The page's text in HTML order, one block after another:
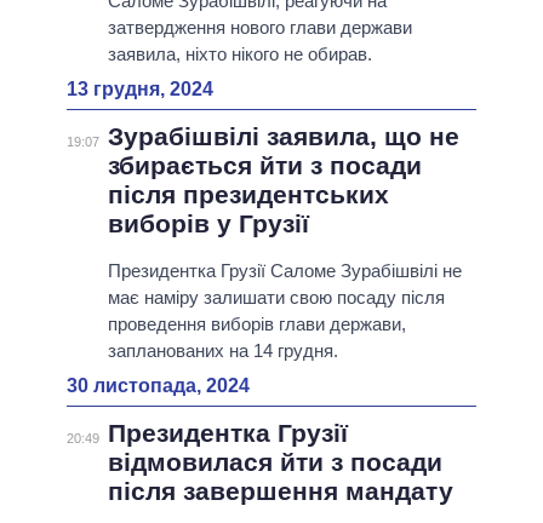
затвердження нового глави держави
заявила, ніхто нікого не обирав.
13 грудня, 2024
19:07 Зурабішвілі заявила, що не
збирається йти з посади
після президентських
виборів у Грузії
Президентка Грузії Саломе Зурабішвілі не
має наміру залишати свою посаду після
проведення виборів глави держави,
запланованих на 14 грудня.
30 листопада, 2024
20:49
Президентка Грузії
відмовилася йти з посади
після завершення мандату